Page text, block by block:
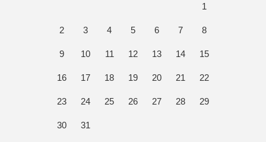
1
2 3 4 5 6 7 8
9 10 11 12 13 14 15
16 17 18 19 20 21 22
23 24 25 26 27 28 29
30 31